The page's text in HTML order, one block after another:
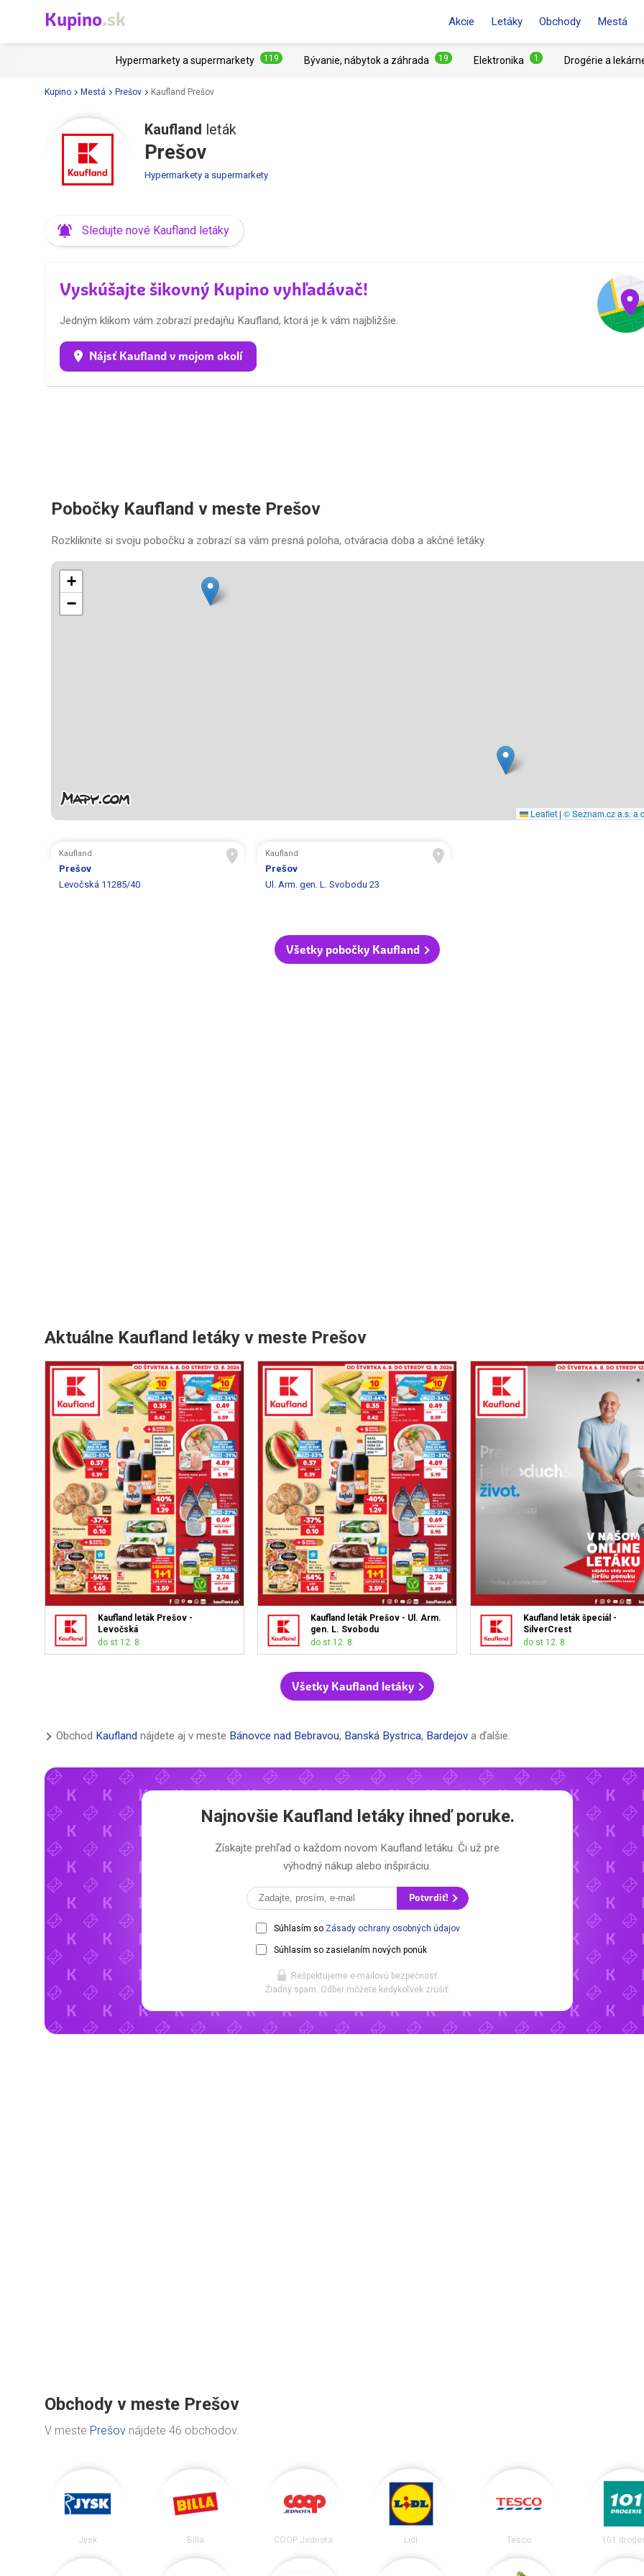
Kupino.sk Akcie Letáky Obchody Mestá
Hypermarkety a supermarkety 119 Bývanie, nábytok a záhrada 19 Elektronika 1 Drogérie a
Kupino Mestá Prešov Kaufland Prešov
Kaufland leták
Prešov
Hypermarkety a supermarkety
Sledujte nové Kaufland letáky
Vyskúšajte šikovný Kupino vyhľadávač!
Jedným klikom vám zobrazí predajňu Kaufland, ktorá je k vám najbližšie.
Nájsť Kaufland v mojom okolí
Pobočky Kaufland v meste Prešov
Rozkliknite si svoju pobočku a zobrazí sa vám presná poloha, otváracia doba a akčné letáky.
+
−
Leaflet | © Seznam.cz a.s. a
Kaufland
Prešov
Levočská 11285/40
Kaufland
Prešov
Ul. Arm. gen. L. Svobodu 23
Všetky pobočky Kaufland
Aktuálne Kaufland letáky v meste Prešov
Kaufland leták Prešov -
Levočská
do st 12. 8.
Kaufland leták Prešov - Ul. Arm.
gen. L. Svobodu
do st 12. 8.
Kaufland leták špeciál -
SilverCrest
do st 12. 8.
Všetky Kaufland letáky
Obchod Kaufland nájdete aj v meste Bánovce nad Bebravou, Banská Bystrica, Bardejov a ďalšie.
Najnovšie Kaufland letákyihneď poruke.
Získajte prehľad o každom novom Kaufland letáku. Či už pre
výhodný nákup alebo inšpiráciu.
Potvrdiť!
Súhlasím so Zásady ochrany osobných údajov
Súhlasím so zasielaním nových ponúk
Rešpektujeme e-mailovú bezpečnosť.
Žiadny spam. Odber môžete kedykoľvek zrušiť.
Obchody v meste Prešov
V meste Prešov nájdete 46 obchodov.
Jysk Billa COOP Jednota Lidl Tesco 101